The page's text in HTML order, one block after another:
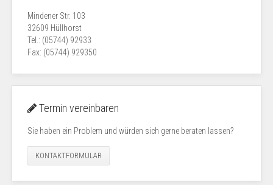
Mindener Str. 103
32609 Hüllhorst
Tel.: (05744) 92933
Fax: (05744) 929350
Termin vereinbaren
Sie haben ein Problem und würden sich gerne beraten lassen?
KONTAKTFORMULAR